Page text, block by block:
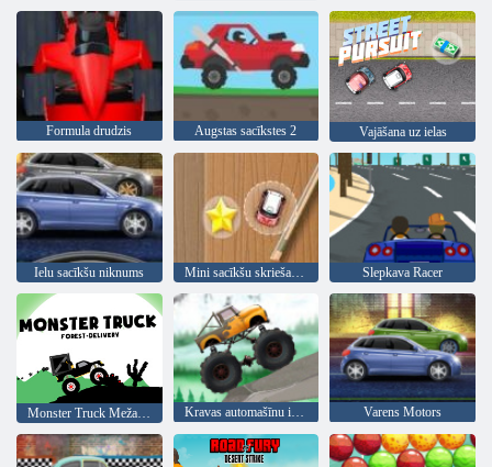
Formula drudzis Augstas sacīkstes 2 Vajāšana uz ielas
Ielu sacīkšu niknums Mini sacīkšu skriešanās Slepkava Racer
Monster Truck Meža Piegāde Kravas automašīnu izmēģinājumi Varens Motors